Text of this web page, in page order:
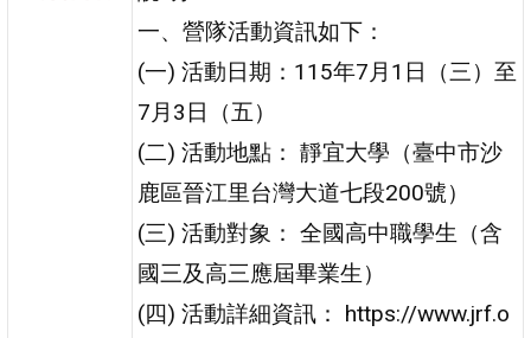
一、營隊活動資訊如下：
(一) 活動日期：115年7月1日（三）至
7月3日（五）
(二) 活動地點： 靜宜大學（臺中市沙
鹿區晉江里台灣大道七段200號）
(三) 活動對象： 全國高中職學生（含
國三及高三應屆畢業生）
(四) 活動詳細資訊： https://www.jrf.o